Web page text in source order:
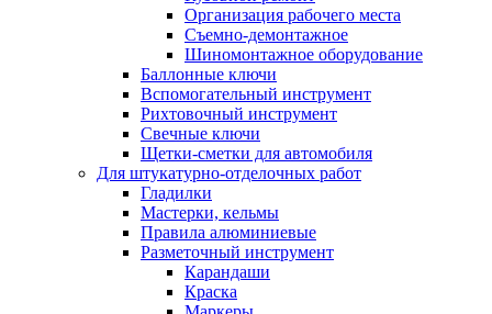
Организация рабочего места
Съемно-демонтажное
Шиномонтажное оборудование
Баллонные ключи
Вспомогательный инструмент
Рихтовочный инструмент
Свечные ключи
Щетки-сметки для автомобиля
Для штукатурно-отделочных работ
Гладилки
Мастерки, кельмы
Правила алюминиевые
Разметочный инструмент
Карандаши
Краска